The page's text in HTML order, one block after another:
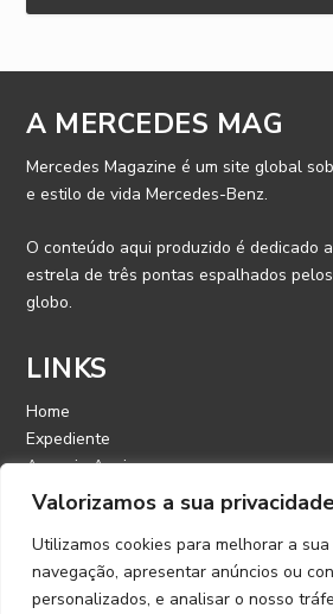
Valorizamos a sua
Utilizamos cookies para melhorar a
navegação, apresentar anúncios ou
personalizados, e analisar o nosso
A MERCEDES MAG
Mercedes Magazine é um site global
e estilo de vida Mercedes-Benz.
O conteúdo aqui produzido é dedicado
estrela de três pontas espalhados
globo.
LINKS
Home
Expediente
Anuncie Aqui
Contato
CONTATO
E-mail: